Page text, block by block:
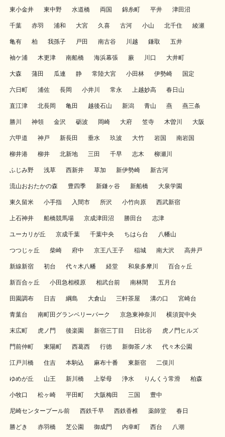
東小金井 東中野 水道橋 両国 錦糸町 平井 津田沼
千葉 赤羽 浦和 大宮 久喜 古河 小山 北千住 綾瀬
亀有 柏 我孫子 戸田 南古谷 川越 鎌取 五井
袖ケ浦 木更津 南船橋 海浜幕張 蕨 川口 大井町
大森 蒲田 瓜連 静 常陸大宮 小田林 伊勢崎 国定
六日町 浦佐 長岡 小井川 常永 上越妙高 春日山
直江津 北長岡 亀田 越後石山 新潟 青山 燕 燕三条
勝川 神領 金沢 砺波 岡崎 大府 笠寺 木曽川 大阪
六甲道 神戸 新長田 垂水 玖波 大竹 岩国 南岩国
柳井港 柳井 北新地 三田 千早 志木 柳瀬川
ふじみ野 浅草 西新井 草加 新伊勢崎 新古河
流山おおたかの森 豊四季 新鎌ヶ谷 新船橋 大泉学園
東久留米 小手指 入間市 所沢 小竹向原 西武新宿
上石神井 船橋競馬場 京成津田沼 勝田台 志津
ユーカリが丘 京成千葉 千葉中央 ちはら台 八幡山
つつじヶ丘 柴崎 府中 京王八王子 稲城 南大沢 高井戸
新線新宿 初台 代々木八幡 経堂 和泉多摩川 百合ヶ丘
新百合ヶ丘 小田急相模原 相武台前 南林間 五月台
田園調布 日吉 綱島 大倉山 三軒茶屋 溝の口 宮崎台
青葉台 南町田グランベリーパーク 京急東神奈川 横須賀中央
末広町 虎ノ門 後楽園 新宿三丁目 日比谷 虎ノ門ヒルズ
門前仲町 東陽町 西葛西 行徳 新御茶ノ水 代々木公園
江戸川橋 住吉 本駒込 麻布十番 東新宿 二俣川
ゆめが丘 山王 新川橋 上挙母 浄水 りんくう常滑 柏森
小牧口 松ヶ崎 平田町 大阪梅田 三国 豊中
尼崎センタープール前 西鉄千早 西鉄香椎 薬師堂 春日
勝どき 赤羽橋 芝公園 御成門 内幸町 西台 八潮